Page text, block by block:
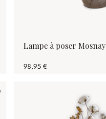
Lampe à poser Mosnay
98,95 €